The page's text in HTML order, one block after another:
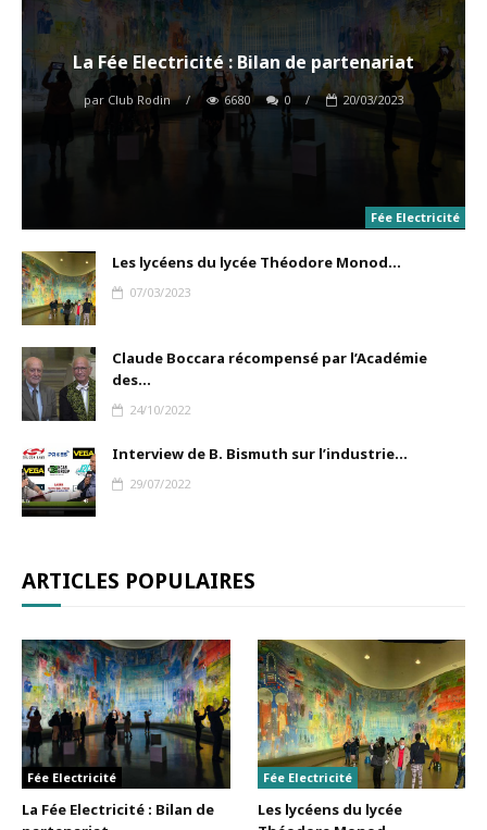
Fée Electricité
La Fée Electricité : Bilan de partenariat
par Club Rodin / 6680 0 / 20/03/2023
Les lycéens du lycée Théodore Monod...
07/03/2023
Claude Boccara récompensé par l’Académie
des...
24/10/2022
Interview de B. Bismuth sur l’industrie...
29/07/2022
ARTICLES POPULAIRES
Fée Electricité
La Fée Electricité : Bilan de
Fée Electricité
Les lycéens du lycée